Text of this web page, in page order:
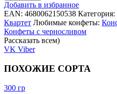
Добавить в избранное
EAN: 4680062150538 Категория:
Квартет Любимые конфеты:
Конфеты с черносливом
Рассказать всем)
VK Viber
ПОХОЖИЕ СОРТА
300 гр